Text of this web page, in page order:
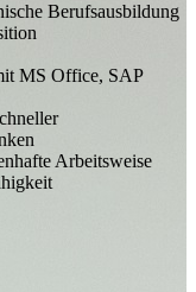
Berufsausbildung
MS Office, SAP
Arbeitsweise